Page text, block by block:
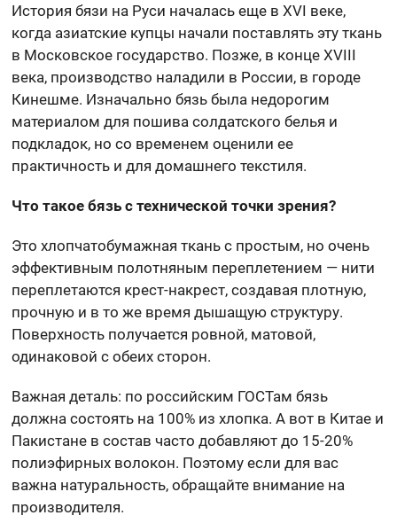
История бязи на Руси началась еще в XVI веке,
когда азиатские купцы начали поставлять эту ткань
в Московское государство. Позже, в конце XVIII
века, производство наладили в России, в городе
Кинешме. Изначально бязь была недорогим
материалом для пошива солдатского белья и
подкладок, но со временем оценили ее
практичность и для домашнего текстиля.
Что такое бязь с технической точки зрения?
Это хлопчатобумажная ткань с простым, но очень
эффективным полотняным переплетением — нити
переплетаются крест-накрест, создавая плотную,
прочную и в то же время дышащую структуру.
Поверхность получается ровной, матовой,
одинаковой с обеих сторон.
Важная деталь: по российским ГОСТам бязь
должна состоять на 100% из хлопка. А вот в Китае и
Пакистане в состав часто добавляют до 15-20%
полиэфирных волокон. Поэтому если для вас
важна натуральность, обращайте внимание на
производителя.